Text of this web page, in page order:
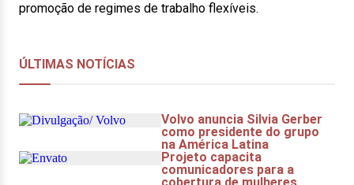
promoção de regimes de trabalho flexíveis.